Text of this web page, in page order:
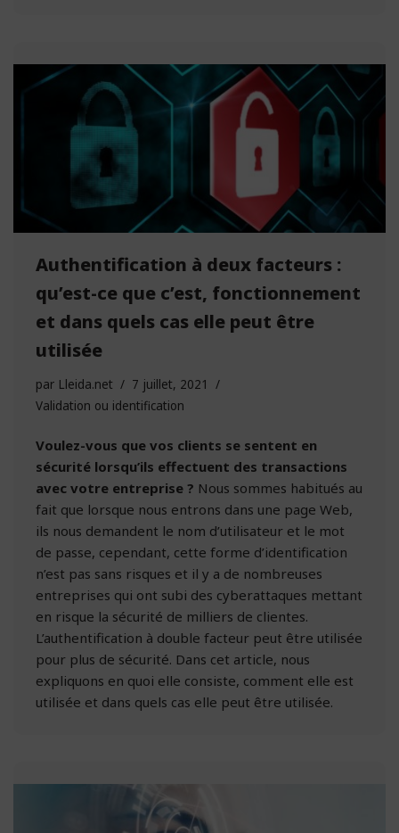
Authentification à deux facteurs :
qu’est-ce que c’est, fonctionnement
et dans quels cas elle peut être
utilisée
par Lleida.net
7 juillet, 2021
Validation ou identification
Voulez-vous que vos clients se sentent en
sécurité lorsqu’ils effectuent des transactions
avec votre entreprise ? Nous sommes habitués au
fait que lorsque nous entrons dans une page Web,
ils nous demandent le nom d’utilisateur et le mot
de passe, cependant, cette forme d’identification
n’est pas sans risques et il y a de nombreuses
entreprises qui ont subi des cyberattaques mettant
en risque la sécurité de milliers de clientes.
L’authentification à double facteur peut être utilisée
pour plus de sécurité. Dans cet article, nous
expliquons en quoi elle consiste, comment elle est
utilisée et dans quels cas elle peut être utilisée.